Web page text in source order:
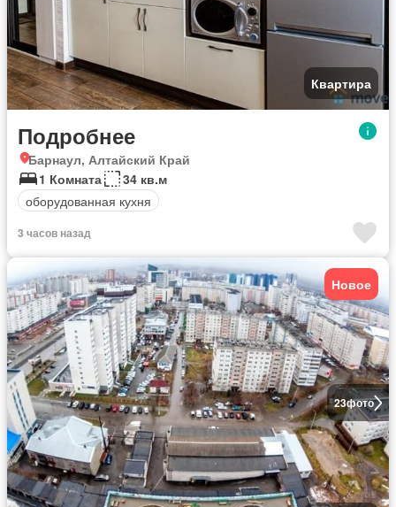
Квартира
Подробнее
Барнаул, Алтайский Край
1 Комната
34 кв.м
оборудованная кухня
3 часов назад
23фото
Новое